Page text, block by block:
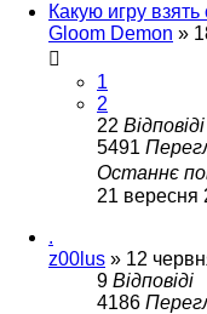
Какую игру
Gloom Demon »
1
2
22 Відповіді
5491
Останнє
21 вересня
.
z00lus » 12
9 Відповіді
4186